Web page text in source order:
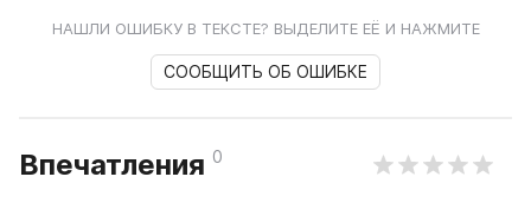
НАШЛИ ОШИБКУ В ТЕКСТЕ? ВЫДЕЛИТЕ ЕЁ И НАЖМИТЕ
СООБЩИТЬ ОБ ОШИБКЕ
Впечатления 0